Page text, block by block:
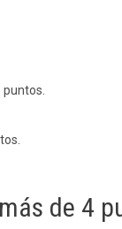
puntos.
de 4